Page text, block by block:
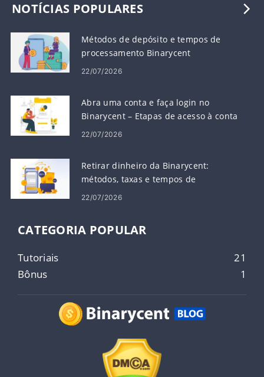
NOTÍCIAS POPULARES
Métodos de depósito e tempos de
processamento Binarycent
22/07/2026
Abra uma conta e faça login no
Binarycent – ​​Etapas de acesso à conta
22/07/2026
Retirar dinheiro da Binarycent:
métodos, taxas e tempos de
processamento
22/07/2026
CATEGORIA POPULAR
Tutoriais
21
Bônus
1